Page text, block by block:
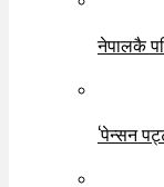
नेपालकै
‘पेन्सन